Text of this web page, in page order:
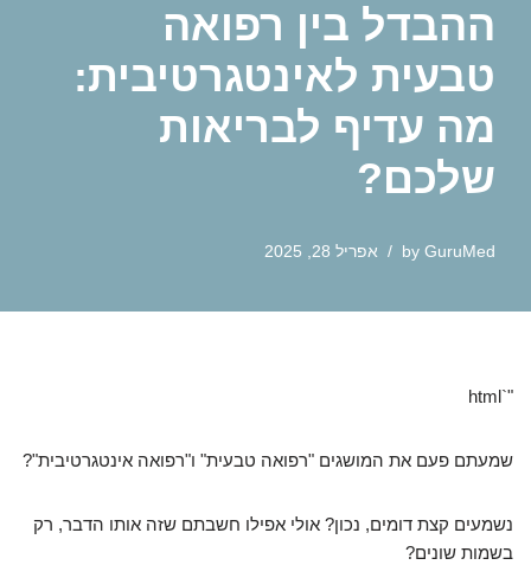
ההבדל בין רפואה
טבעית לאינטגרטיבית:
מה עדיף לבריאות
שלכם?
by GuruMed אפריל 28, 2025
"`html
שמעתם פעם את המושגים "רפואה טבעית" ו"רפואה אינטגרטיבית"?
נשמעים קצת דומים, נכון? אולי אפילו חשבתם שזה אותו הדבר, רק
בשמות שונים?